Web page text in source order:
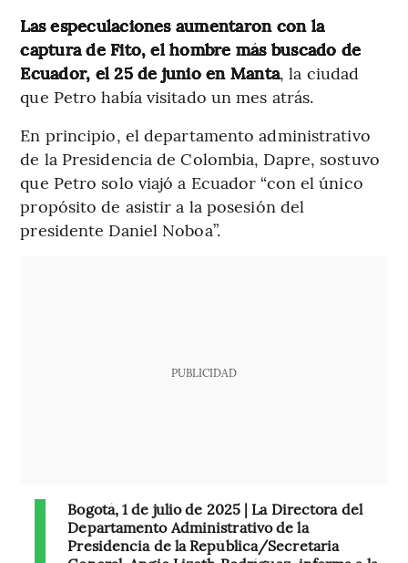
Las especulaciones aumentaron con la
captura de Fito, el hombre más buscado de
Ecuador, el 25 de junio en Manta, la ciudad
que Petro había visitado un mes atrás.
En principio, el departamento administrativo
de la Presidencia de Colombia, Dapre, sostuvo
que Petro solo viajó a Ecuador “con el único
propósito de asistir a la posesión del
presidente Daniel Noboa”.
PUBLICIDAD
Bogotá, 1 de julio de 2025 | La Directora del
Departamento Administrativo de la
Presidencia de la República/Secretaria